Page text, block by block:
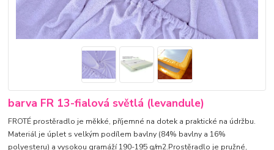
barva FR 13-fialová světlá (levandule)
FROTÉ prostěradlo je měkké, příjemné na dotek a praktické na údržbu.
Materiál je úplet s velkým podílem bavlny (84% bavlny a 16%
polyesteru) a vysokou gramáží 190-195 g/m2.Prostěradlo je pružné,